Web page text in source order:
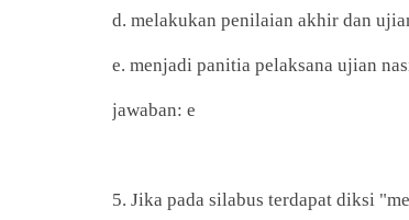
d. melakukan penilaian akhir dan
e. menjadi panitia pelaksana ujian
jawaban: e
5. Jika pada silabus terdapat diksi